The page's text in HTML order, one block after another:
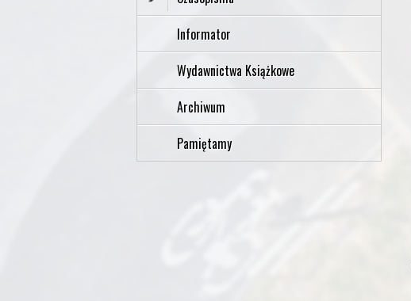
Informator
Wydawnictwa Książkowe
Archiwum
Pamiętamy